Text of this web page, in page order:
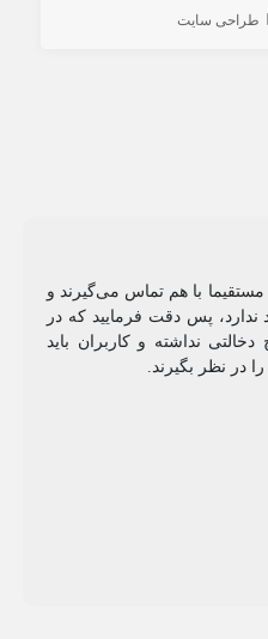
طراحی سایت
مستقیما با هم تماس می‌گیرند و
پس دقت فرمایید که در
نداشته و کاربران باید
در نظر بگیرند.